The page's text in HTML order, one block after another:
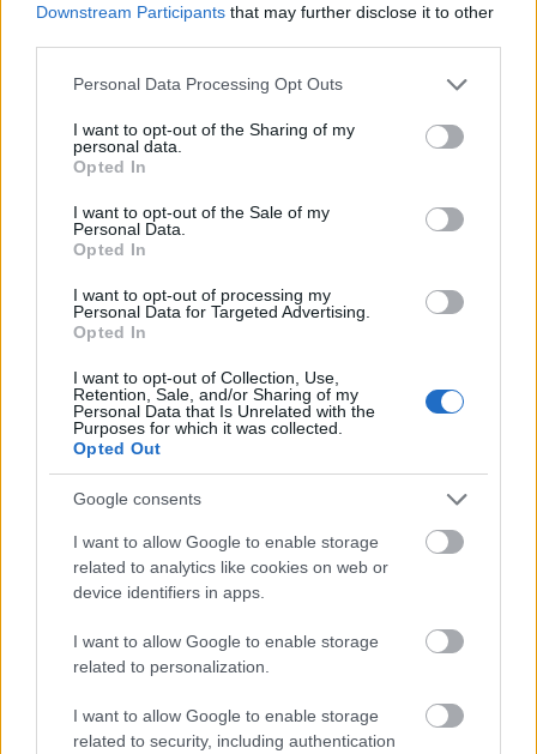
Downstream Participants that may further disclose it to other
Please note that this website/app uses one or more Google
not limited to your visit or usage behaviour. You may click to
grant or deny consent to Google and its third-party tags to
use your data for below specified purposes in below Google
consent section.
Personal Data Processing Opt Outs
I want to opt-out of the Sharing of my
personal data.
Opted In
I want to opt-out of the Sale of my
Personal Data.
Opted In
I want to opt-out of processing my
Personal Data for Targeted Advertising.
Opted In
I want to opt-out of Collection, Use,
Retention, Sale, and/or Sharing of my
Personal Data that Is Unrelated with the
Purposes for which it was collected.
Opted Out
Google consents
I want to allow Google to enable storage
related to analytics like cookies on web or
device identifiers in apps.
I want to allow Google to enable storage
related to personalization.
I want to allow Google to enable storage
related to security, including authentication
Ciekawostki
porzekadło— Pochodzenie wyrazu porzekadło
Mogą Cię zainteresować również hasła
licencjat
eutanazja
oniemieć
czczy
badminton